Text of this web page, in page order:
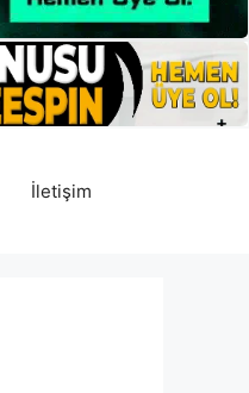
İletişim